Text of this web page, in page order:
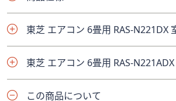
東芝 エアコン 6畳用 RAS-N221DX
東芝 エアコン 6畳用 RAS-
この商品について